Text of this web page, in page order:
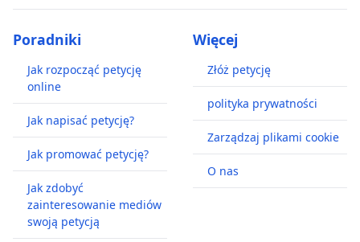
Poradniki
Jak rozpocząć petycję
online
Jak napisać petycję?
Jak promować petycję?
Jak zdobyć
zainteresowanie mediów
swoją petycją
Więcej
Złóż petycję
polityka prywatności
Zarządzaj plikami cookie
O nas